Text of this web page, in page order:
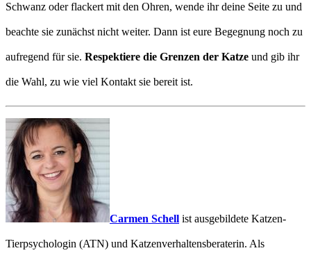
Schwanz oder flackert mit den Ohren, wende ihr deine Seite zu und
beachte sie zunächst nicht weiter. Dann ist eure Begegnung noch zu
aufregend für sie. Respektiere die Grenzen der Katze und gib ihr
die Wahl, zu wie viel Kontakt sie bereit ist.
Carmen Schell ist ausgebildete Katzen-
Tierpsychologin (ATN) und Katzenverhaltensberaterin. Als